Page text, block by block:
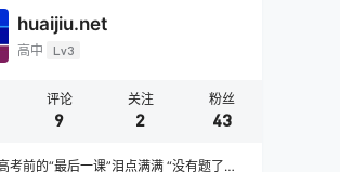
huaijiu.net
高中 Lv3
评论
9
关注
2
粉丝
43
考前的“最后一课”泪点满满 “没有题了，